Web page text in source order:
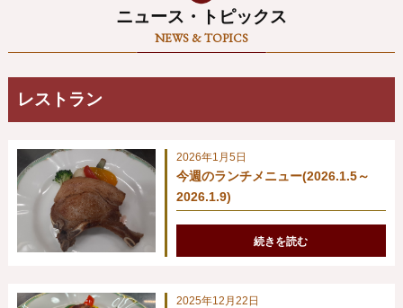
ニュース・トピックス
NEWS & TOPICS
レストラン
2026年1月5日
今週のランチメニュー(2026.1.5～
2026.1.9)
続きを読む
2025年12月22日